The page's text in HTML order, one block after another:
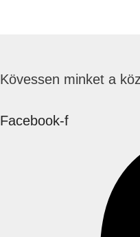
Kövessen minket a
Facebook-f